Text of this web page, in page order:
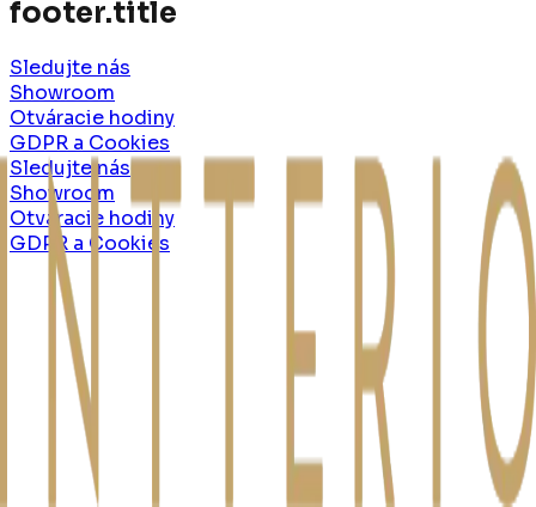
footer.title
Sledujte nás
Showroom
Otváracie hodiny
GDPR a Cookies
Sledujte nás
Showroom
Otváracie hodiny
GDPR a Cookies